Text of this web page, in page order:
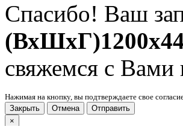
Спасибо! Ваш
свяжемся с
Нажимая на кнопку, вы подтверждаете свое
Закрыть
Отмена
Отправить
×